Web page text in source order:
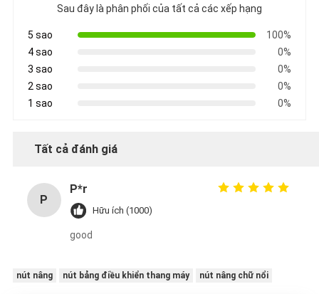
Sau đây là phân phối của tất cả các xếp hạng
5 sao
100%
4 sao
0%
3 sao
0%
2 sao
0%
1 sao
0%
Tất cả đánh giá
P
P*r
Hữu ích (1000)
good
nút nâng nút bảng điều khiển thang máy nút nâng chữ nổi